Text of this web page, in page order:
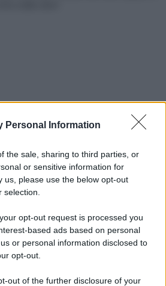
Personal Information
the sale, sharing to third parties, or
or sensitive information for
us, please use the below opt-out
opt-out request is processed you
based ads based on personal
or personal information disclosed to
opt-out.
out of the further disclosure of your
Argentina: ponte culturale tra Carlo
Italia: gli incendi sono una catastrofe,
devastate